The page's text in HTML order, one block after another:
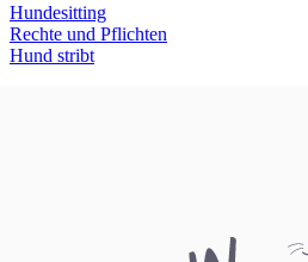
Hundesitting
Rechte und Pflichten
Hund stribt